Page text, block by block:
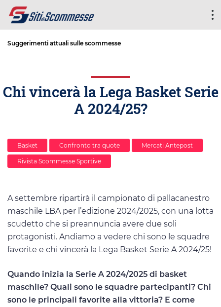
Suggerimenti attuali sulle scommesse
Chi vincerà la Lega Basket Serie
A 2024/25?
Basket Confronto tra quote Mercati Antepost
Rivista Scommesse Sportive
A settembre ripartirà il campionato di pallacanestro
maschile LBA per l’edizione 2024/2025, con una lotta
scudetto che si preannuncia avere due soli
protagonisti. Andiamo a vedere chi sono le squadre
favorite e chi vincerà la Lega Basket Serie A 2024/25!
Quando inizia la Serie A 2024/2025 di basket
maschile? Quali sono le squadre partecipanti? Chi
sono le principali favorite alla vittoria? E come